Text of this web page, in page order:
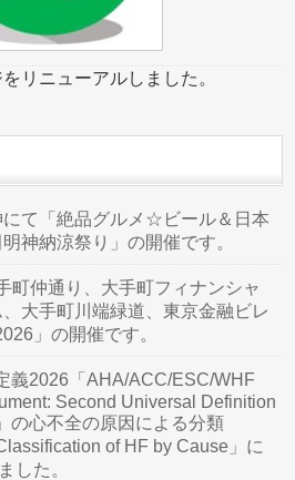
リニューアルしました。
て「絶品グルメ☆ビール＆日本
神納涼祭り」の開催です。
町仲通り、大手町フィナンシャ
大手町川端緑道、東京金融ビレ
」の開催です。
義2026「AHA/ACC/ESC/WHF
Second Universal Definition
の心不全の原因による分類
of HF by Cause」に
した。